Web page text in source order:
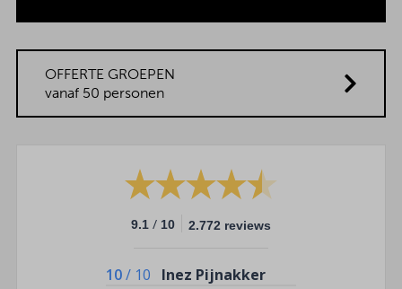
OFFERTE GROEPEN
vanaf 50 personen
9.1 / 10 2.772 reviews
10/ 10
Inez Pijnakker